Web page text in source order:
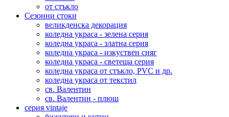
от стъкло
Сезонни стоки
великденска декорация
коледна украса - зелена серия
коледна украса - златна серия
коледна украса - изкуствен сняг
коледна украса - светеща серия
коледна украса от стъкло, PVC и др.
коледна украса от текстил
св. Валентин
св. Валентин - плюш
серия vintaje